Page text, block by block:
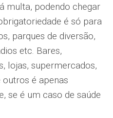
multa, podendo chegar
é só para
parques de diversão,
etc. Bares,
lojas, supermercados,
é apenas
se é um caso de saúde